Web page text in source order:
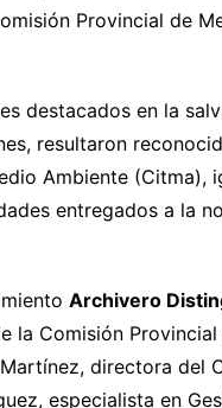
Provincial de
destacados en la
resultaron
Ambiente (Citma),
entregados a la
Archivero
la Comisión
directora del
especialista en